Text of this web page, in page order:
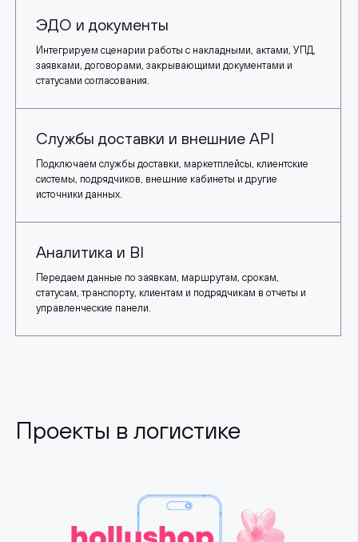
ЭДО и документы
Интегрируем сценарии работы с накладными, актами, УПД,
заявками, договорами, закрывающими документами и
статусами согласования.
Службы доставки и внешние API
Подключаем службы доставки, маркетплейсы, клиентские
системы, подрядчиков, внешние кабинеты и другие
источники данных.
Аналитика и BI
Передаем данные по заявкам, маршрутам, срокам,
статусам, транспорту, клиентам и подрядчикам в отчеты и
управленческие панели.
Проекты в логистике